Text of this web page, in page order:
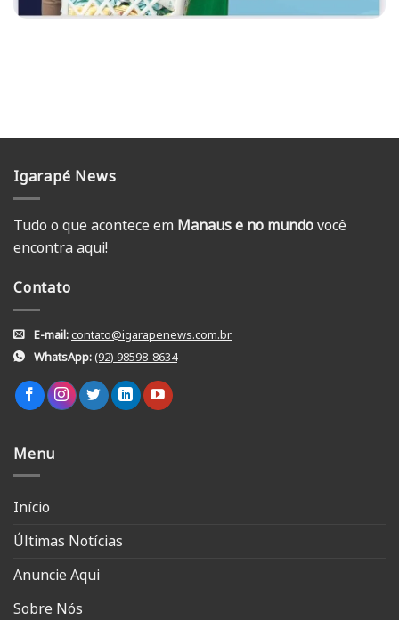
Igarapé News
Tudo o que acontece em Manaus e no mundovocê
encontra aqui!
Contato
E-mail:contato@igarapenews.com.br
WhatsApp:(92) 98598-8634
Menu
Início
Últimas Notícias
Anuncie Aqui
Sobre Nós